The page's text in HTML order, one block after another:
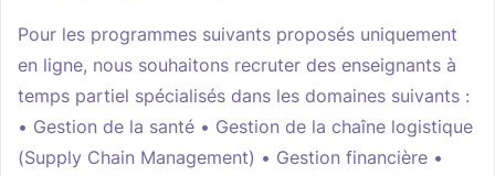
Pour les programmes suivants proposés uniquement
en ligne, nous souhaitons recruter des enseignants à
temps partiel spécialisés dans les domaines suivants :
• Gestion de la santé • Gestion de la chaîne logistique
(Supply Chain Management) • Gestion financière •